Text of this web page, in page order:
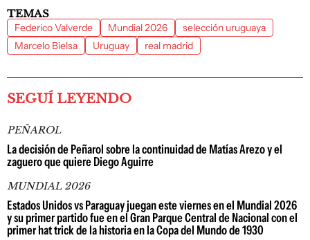
TEMAS
Federico Valverde Mundial 2026
selección uruguaya
Marcelo Bielsa
Uruguay real madrid
SEGUÍ LEYENDO
PEÑAROL
La decisión de Peñarol sobre la continuidad de Matías Arezo y el
zaguero que quiere Diego Aguirre
MUNDIAL 2026
Estados Unidos vs Paraguay juegan este viernes en el Mundial 2026
y su primer partido fue en el Gran Parque Central de Nacional con el
primer hat trick de la historia en la Copa del Mundo de 1930